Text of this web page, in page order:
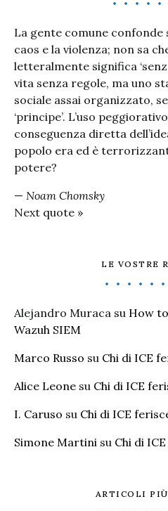
La gente comune confonde
caos e la violenza; non sa
letteralmente significa
vita senza regole, ma uno
sociale assai organizzato,
‘principe’. L’uso
conseguenza diretta
popolo era ed è
potere?
— Noam Chomsky
Next quote »
LE VOSTRE
Alejandro Muraca su How
Wazuh SIEM
Marco Russo su Chi di ICE
Alice Leone su Chi di ICE
I. Caruso su Chi di ICE
Simone Martini su Chi di
ARTICOLI